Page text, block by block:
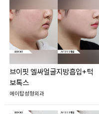
브이핏 엘싸얼굴지방흡입+턱
보톡스
에이탑성형외과